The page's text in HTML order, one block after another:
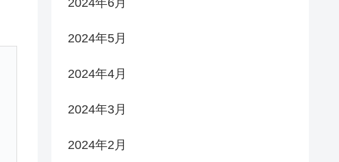
2024年5月
2024年4月
2024年3月
2024年2月